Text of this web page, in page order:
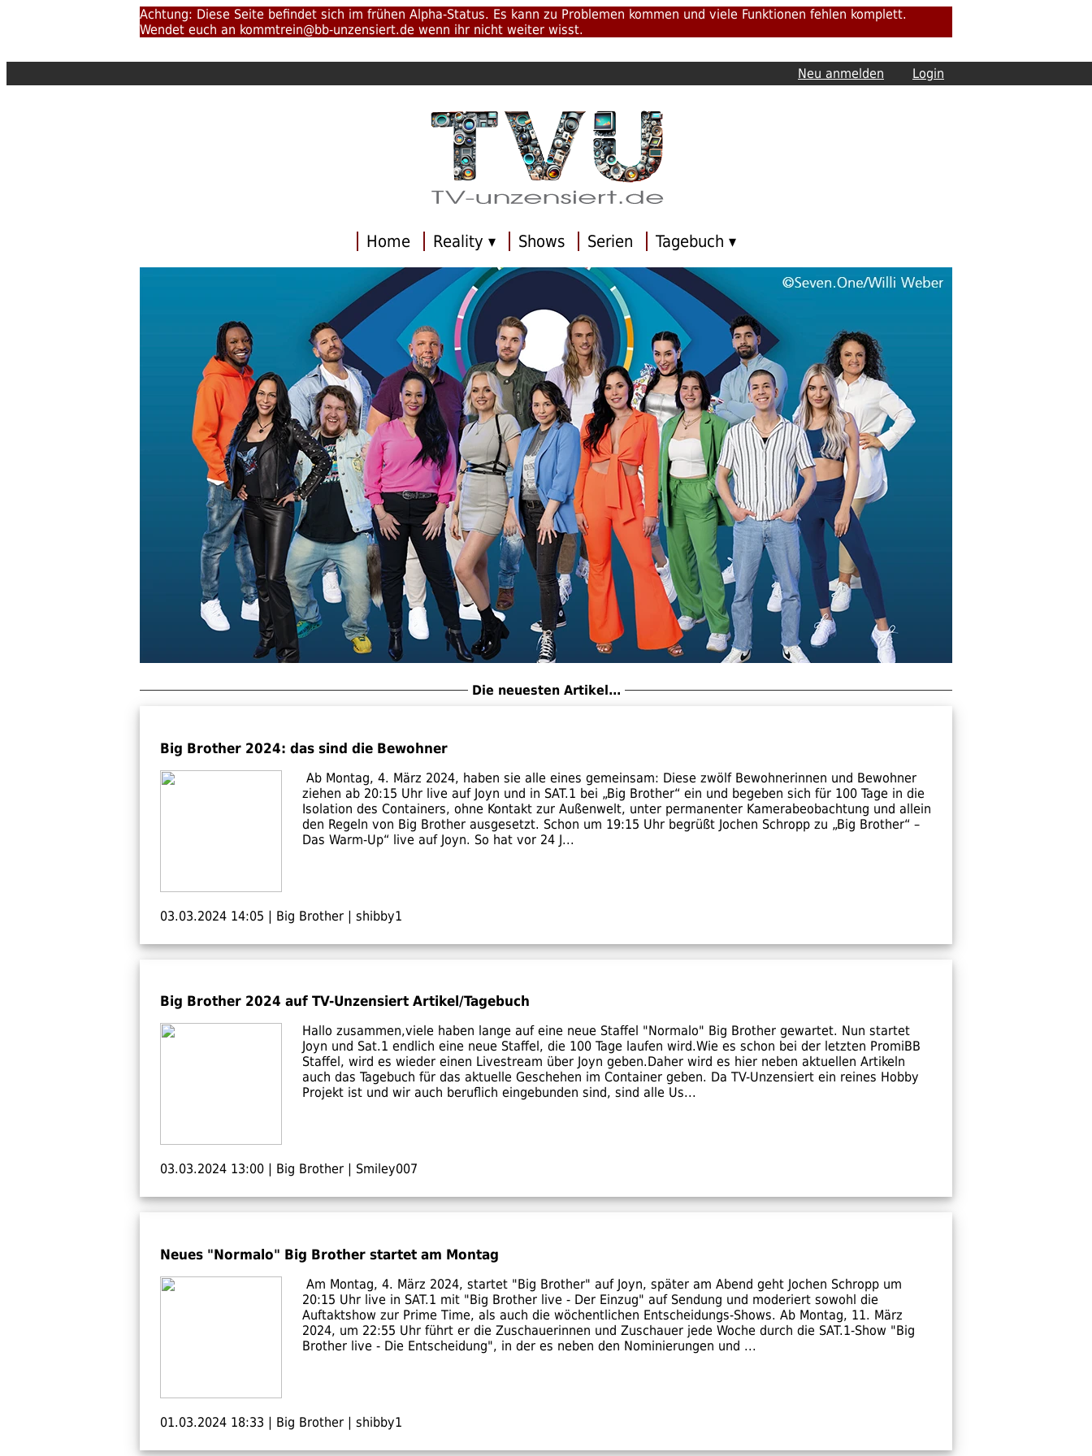
Achtung: Diese Seite befindet sich im frühen Alpha-Status. Es kann zu Problemen kommen und viele Funktionen fehlen komplett.
Wendet euch an kommtrein@bb-unzensiert.de wenn ihr nicht weiter wisst.
Login
Neu anmelden
Home Reality ▾ Shows Serien Tagebuch ▾
Die neuesten Artikel...
Big Brother 2024: das sind die Bewohner
Ab Montag, 4. März 2024, haben sie alle eines gemeinsam: Diese zwölf Bewohnerinnen und Bewohner
ziehen ab 20:15 Uhr live auf Joyn und in SAT.1 bei „Big Brother“ ein und begeben sich für 100 Tage in die
Isolation des Containers, ohne Kontakt zur Außenwelt, unter permanenter Kamerabeobachtung und allein
den Regeln von Big Brother ausgesetzt. Schon um 19:15 Uhr begrüßt Jochen Schropp zu „Big Brother“ –
Das Warm-Up“ live auf Joyn. So hat vor 24 J...
03.03.2024 14:05 | Big Brother | shibby1
Big Brother 2024 auf TV-Unzensiert Artikel/Tagebuch
Hallo zusammen,viele haben lange auf eine neue Staffel "Normalo" Big Brother gewartet. Nun startet
Joyn und Sat.1 endlich eine neue Staffel, die 100 Tage laufen wird.Wie es schon bei der letzten PromiBB
Staffel, wird es wieder einen Livestream über Joyn geben.Daher wird es hier neben aktuellen Artikeln
auch das Tagebuch für das aktuelle Geschehen im Container geben. Da TV-Unzensiert ein reines Hobby
Projekt ist und wir auch beruflich eingebunden sind, sind alle Us...
03.03.2024 13:00 Big Brother Smiley007
Neues "Normalo" Big Brother startet am Montag
Am Montag, 4. März 2024, startet "Big Brother" auf Joyn, später am Abend geht Jochen Schropp um
20:15 Uhr live in SAT.1 mit "Big Brother live - Der Einzug" auf Sendung und moderiert sowohl die
Auftaktshow zur Prime Time, als auch die wöchentlichen Entscheidungs-Shows. Ab Montag, 11. März
2024, um 22:55 Uhr führt er die Zuschauerinnen und Zuschauer jede Woche durch die SAT.1-Show "Big
Brother live - Die Entscheidung", in der es neben den Nominierungen und ...
01.03.2024 18:33 | Big Brother | shibby1